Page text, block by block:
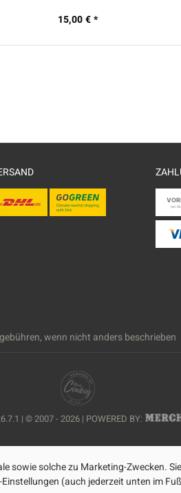
15,00 € *
wenn nicht anders beschrieben
| © 2007 - 2026 | POWERED BY:
solche zu Marketing-Zwecken.
(auch jederzeit unten im